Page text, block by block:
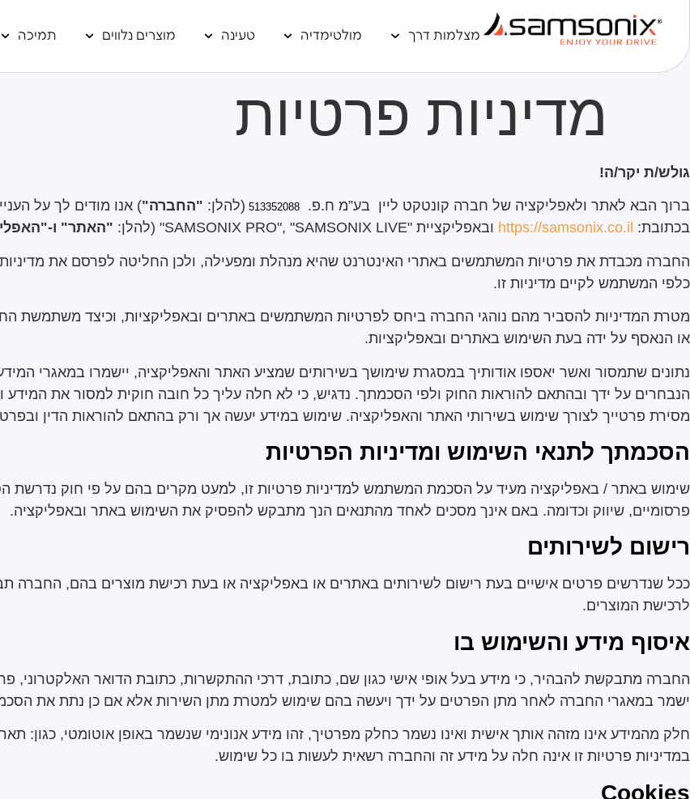
מצלמות דרך מולטימדיה טעינה מוצרים נלווים תמיכה
מדיניות פרטיות
גולש/ת יקר/ה!
ברוך הבא לאתר ולאפליקציה של חברה קונטקט ליין בע”מ ח.פ. 513352088 (להלן: "החברה") אנו מודים לך על
בכתובת: https://samsonix.co.il ובאפליקציית "SAMSONIX PRO","SAMSONIX LIVE" (להלן: "האתר" ו-
החברה מכבדת את פרטיות המשתמשים באתרי האינטרנט שהיא מנהלת ומפעילה, ולכן החליטה לפרסם את
כלפי המשתמש לקיים מדיניות זו.
מטרת המדיניות להסביר מהם נוהגי החברה ביחס לפרטיות המשתמשים באתרים ובאפליקציות, וכיצד משתמשת
או הנאסף על ידה בעת השימוש באתרים ובאפליקציות.
נתונים שתמסור ואשר יאספו אודותיך במסגרת שימושך בשירותים שמציע האתר והאפליקציה, יישמרו במאגרי
הנבחרים על ידך ובהתאם להוראות החוק ולפי הסכמתך. נדגיש, כי לא חלה עליך כל חובה חוקית למסור את
מסירת פרטייך לצורך שימוש בשירותי האתר והאפליקציה. שימוש במידע יעשה אך ורק בהתאם להוראות הדין ובפרט
הסכמתך לתנאי השימוש ומדיניות הפרטיות
שימוש באתר / באפליקציה מעיד על הסכמת המשתמש למדיניות פרטיות זו, למעט מקרים בהם על פי חוק נדרשת
פרסומיים, שיווק וכדומה. באם אינך מסכים לאחד מהתנאים הנך מתבקש להפסיק את השימוש באתר ובאפליקציה.
רישום לשירותים
ככל שנדרשים פרטים אישיים בעת רישום לשירותים באתרים או באפליקציה או בעת רכישת מוצרים בהם, החברה
לרכישת המוצרים.
איסוף מידע והשימוש בו
החברה מתבקשת להבהיר, כי מידע בעל אופי אישי כגון שם, כתובת, דרכי ההתקשרות, כתובת הדואר האלקטרוני,
ישמר במאגרי החברה לאחר מתן הפרטים על ידך ויעשה בהם שימוש למטרת מתן השירות אלא אם כן נתת את
במדיניות פרטיות זו אינה חלה על מידע זה והחברה רשאית לעשות בו כל שימוש.
Cookies